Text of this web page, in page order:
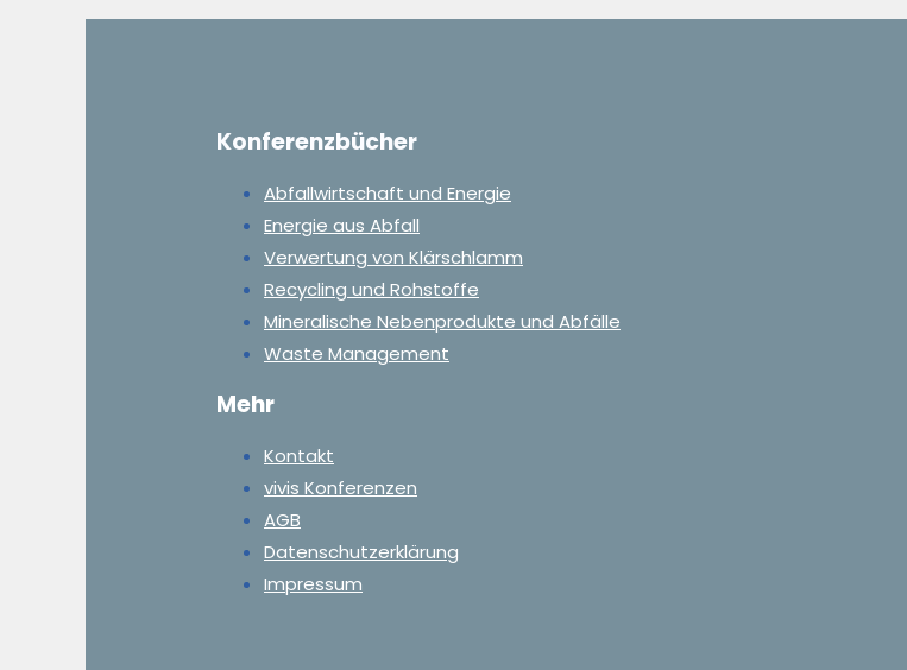
Konferenzbücher
Abfallwirtschaft und Energie
Energie aus Abfall
Verwertung von Klärschlamm
Recycling und Rohstoffe
Mineralische Nebenprodukte und Abfälle
Waste Management
Mehr
Kontakt
vivis Konferenzen
AGB
Datenschutzerklärung
Impressum